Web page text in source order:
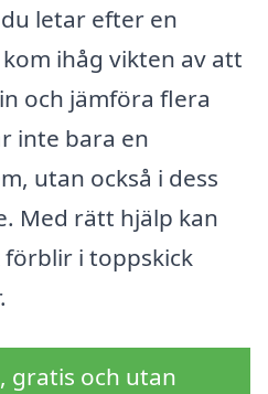
letar efter en
ihåg vikten av att
och jämföra flera
inte bara en
utan också i dess
Med rätt hjälp kan
i toppskick
gratis och utan